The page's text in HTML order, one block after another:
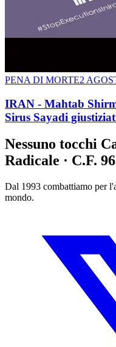
PENA DI MORTE2
IRAN - Mahtab
Sirus Sayadi
Nessuno tocchi
Radicale · C.F.
Dal 1993 combattiamo per
mondo.